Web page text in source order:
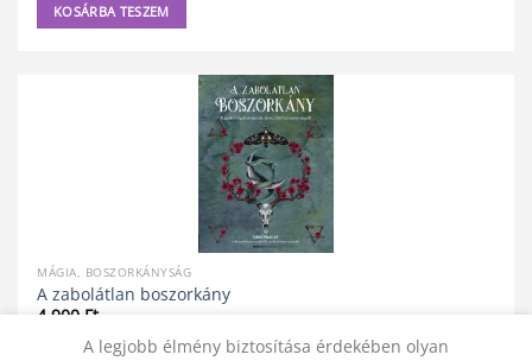
KOSÁRBA TESZEM
MÁGIA, BOSZORKÁNYSÁG
A zabolátlan boszorkány
4 900 Ft
KOSÁRBA TESZEM
A legjobb élmény biztosítása érdekében olyan